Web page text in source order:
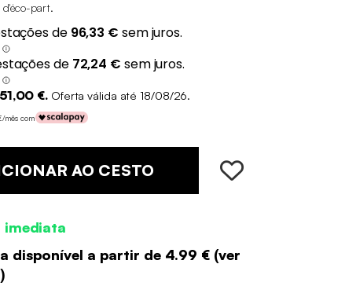
d'éco-part.
€. Oferta válida até 18/08/26.
mês com
AO CESTO
imediata
disponível a partir de 4.99 € (ver
)